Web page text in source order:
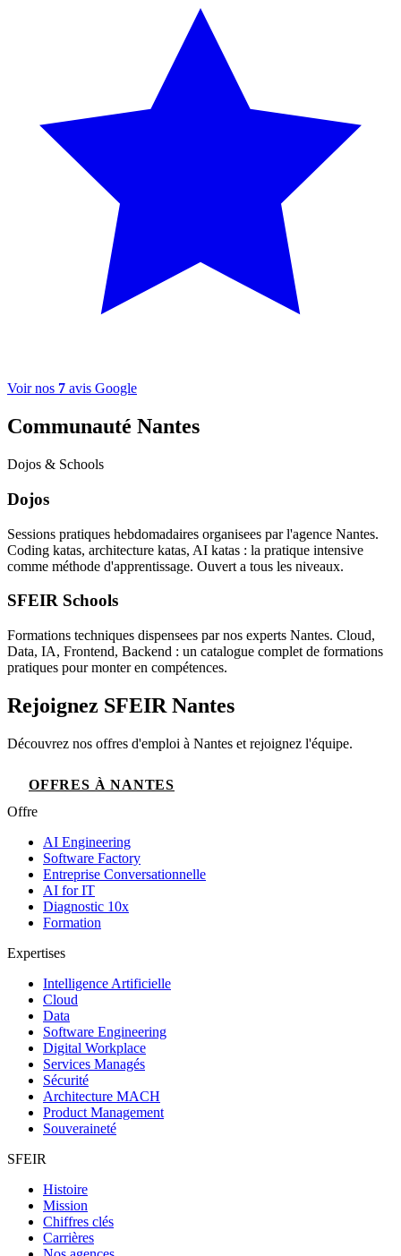
Voir nos 7 avis Google
Communauté Nantes
Dojos & Schools
Dojos
Sessions pratiques hebdomadaires organisees par l'agence Nantes.
Coding katas, architecture katas, AI katas : la pratique intensive
comme méthode d'apprentissage. Ouvert a tous les niveaux.
SFEIR Schools
Formations techniques dispensees par nos experts Nantes. Cloud,
Data, IA, Frontend, Backend : un catalogue complet de formations
pratiques pour monter en compétences.
Rejoignez SFEIR Nantes
Découvrez nos offres d'emploi à Nantes et rejoignez l'équipe.
OFFRES À NANTES
Offre
AI Engineering
Software Factory
Entreprise Conversationnelle
AI for IT
Diagnostic 10x
Formation
Expertises
Intelligence Artificielle
Cloud
Data
Software Engineering
Digital Workplace
Services Managés
Sécurité
Architecture MACH
Product Management
Souveraineté
SFEIR
Histoire
Mission
Chiffres clés
Carrières